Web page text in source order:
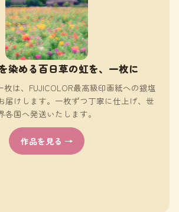
染める百日草の虹を、一枚に
枚は、FUJICOLOR最高級印画紙への銀塩
届けします。一枚ずつ丁寧に仕上げ、世
各国へ発送いたします。
作品を見る →